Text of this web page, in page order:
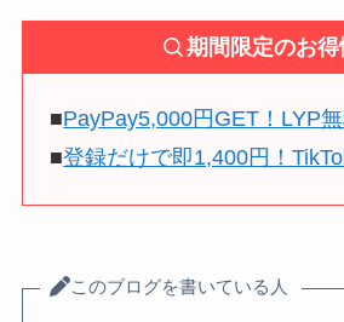
期間限定のお得
■PayPay5,000円GET！LYP
■登録だけで即1,400円！
このブログを書いている人